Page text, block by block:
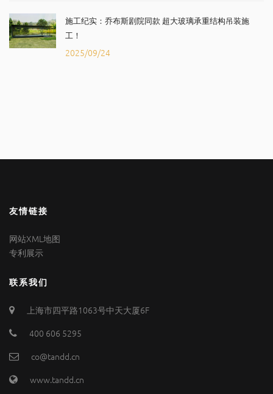
施工纪实：乔布斯剧院同款 超大玻璃承重结构吊装施
工！
2025/09/24
友情链接
网站XML地图
专利展示
联系我们
上海市四平路1063号中天大厦6F
400 606 5295
co@tandd.cn
www.tandd.cn